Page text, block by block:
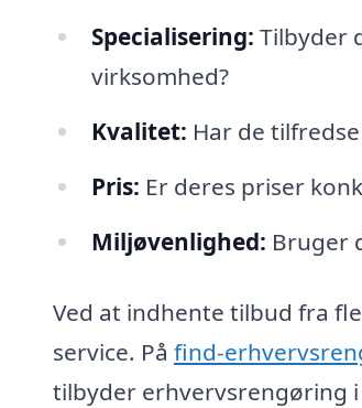
Specialisering: Tilbyder
virksomhed?
Kvalitet: Har de
Pris: Er deres priser
Miljøvenlighed: Bruger
Ved at indhente tilbud fra
service. På find-
tilbyder erhvervsrengøring